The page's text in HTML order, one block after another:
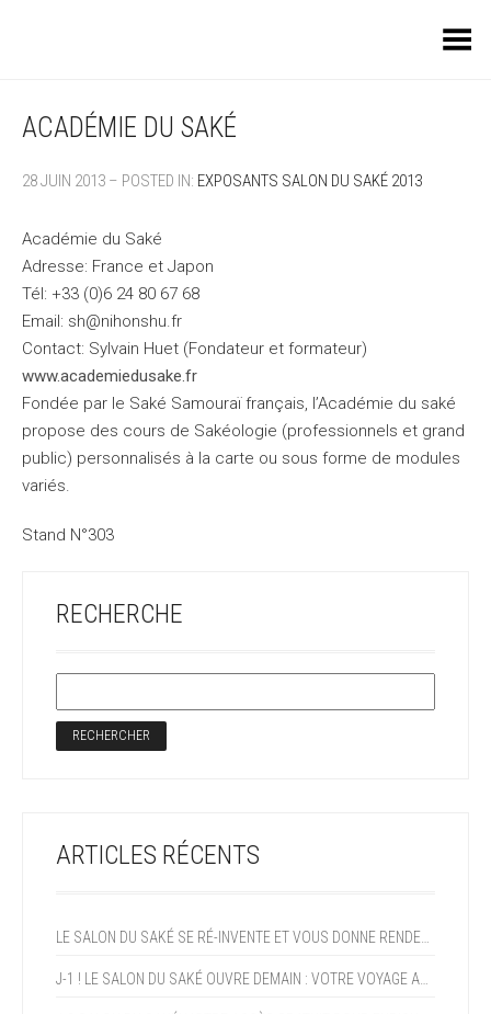
Toggle Menu
ACADÉMIE DU SAKÉ
28 JUIN 2013 – POSTED IN: EXPOSANTS SALON DU SAKÉ 2013
Académie du Saké
Adresse: France et Japon
Tél: +33 (0)6 24 80 67 68
Email: sh@nihonshu.fr
Contact: Sylvain Huet (Fondateur et formateur)
www.academiedusake.fr
Fondée par le Saké Samouraï français, l’Académie du saké
propose des cours de Sakéologie (professionnels et grand
public) personnalisés à la carte ou sous forme de modules
variés.
Stand N°303
RECHERCHE
ARTICLES RÉCENTS